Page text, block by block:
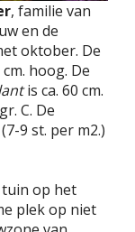
, familie van
en de
oktober. De
hoog. De
is ca. 60 cm.
C. De
9 st. per m2.)
tuin op het
plek op niet